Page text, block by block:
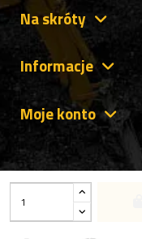
Na skróty
Informacje
Moje konto